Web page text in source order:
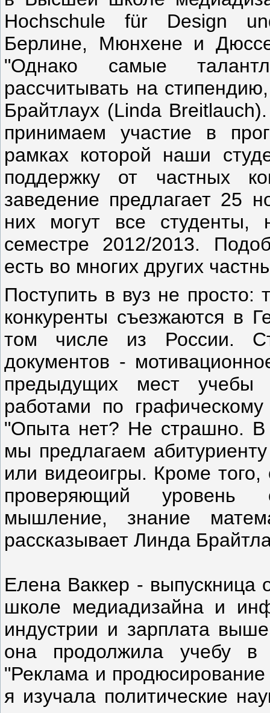
Hochschule für Design
Берлине, Мюнхене и
"Однако самые
рассчитывать на
Брайтлаух (Linda
принимаем участие в
рамках которой наши
поддержку от частных
заведение предлагает 25
них могут все студенты,
семестре 2012/2013.
есть во многих других
Поступить в вуз не просто:
конкуренты съезжаются в
том числе из России.
документов -
предыдущих мест
работами по
"Опыта нет? Не страшно. В
мы предлагаем
или видеоигры. Кроме
проверяющий уровень
мышление, знание
рассказывает Линда
Елена Ваккер - выпускница
школе медиадизайна и
индустрии и зарплата
она продолжила учебу в
"Реклама и
я изучала политические